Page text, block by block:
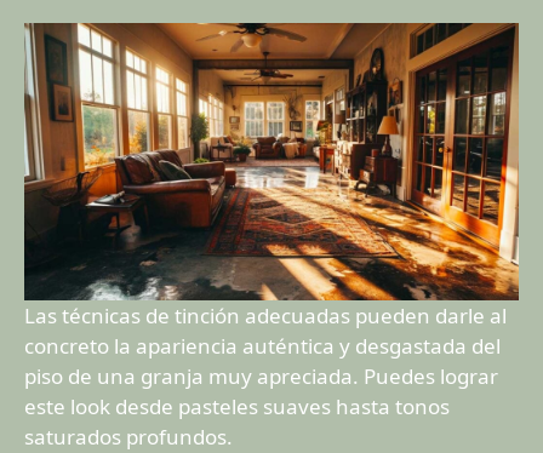
Las técnicas de tinción adecuadas pueden darle al
concreto la apariencia auténtica y desgastada del
piso de una granja muy apreciada. Puedes lograr
este look desde pasteles suaves hasta tonos
saturados profundos.